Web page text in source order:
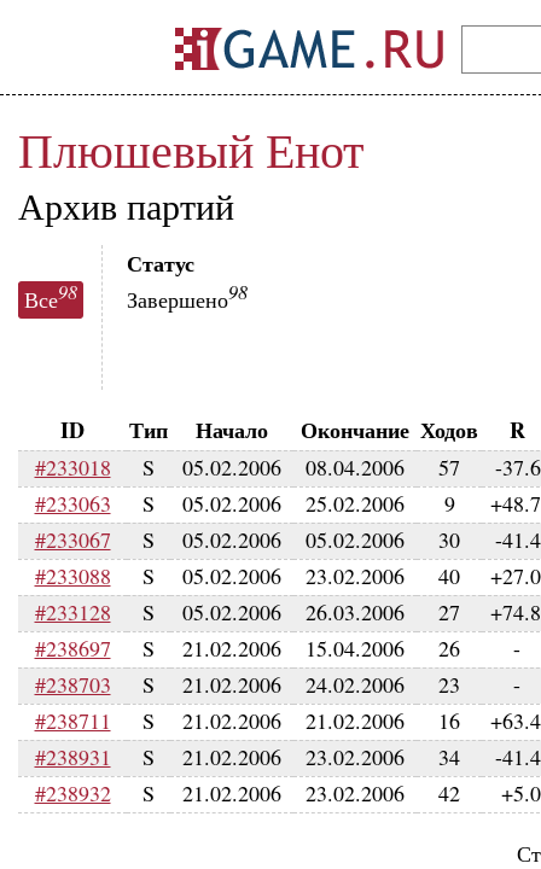
Плюшевый Енот
Архив партий
Все98
Статус
Завершено98
ID Тип Начало Окончание Ходов R
#233018 S 05.02.2006 08.04.2006 57
-
#233063
S 05.02.2006 25.02.2006 9
#233067
S 05.02.2006 05.02.2006 30
-
#233088
S 05.02.2006 23.02.2006 40
#233128
S 05.02.2006 26.03.2006 27
#238697
S 21.02.2006 15.04.2006 26
-
#238703
S 21.02.2006 24.02.2006 23
-
#238711
S 21.02.2006 21.02.2006 16
#238931
S 21.02.2006 23.02.2006 34
-
#238932
S 21.02.2006 23.02.2006 42